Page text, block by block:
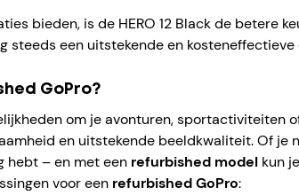
bieden, is de HERO 12 Black de betere
steeds een uitstekende en
GoPro?
om je avonturen, sportactiviteiten
en uitstekende beeldkwaliteit. Of
hebt – en met een refurbished model kun
voor een refurbished GoPro: